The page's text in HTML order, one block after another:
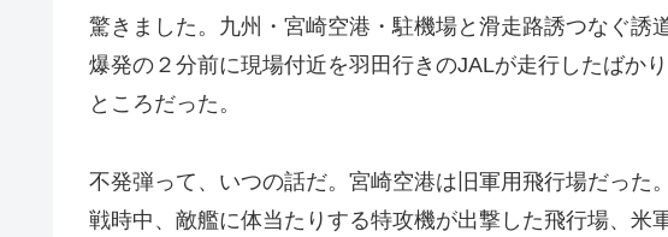
驚きました。九州・宮崎空港・駐機場と滑走路誘つなぐ誘
爆発の２分前に現場付近を羽田行きのJALが走行したばか
ところだった。
不発弾って、いつの話だ。宮崎空港は旧軍用飛行場だった。
戦時中、敵艦に体当たりする特攻機が出撃した飛行場、米